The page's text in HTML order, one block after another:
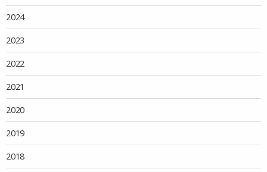
2024
2023
2022
2021
2020
2019
2018